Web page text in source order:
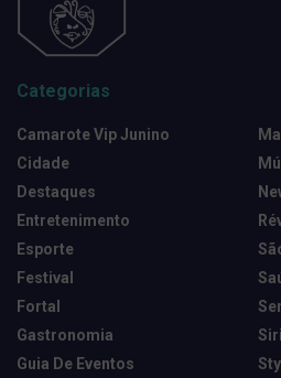
Categorias
Camarote Vip Junino
Cidade
Destaques
Entretenimento
Esporte
Festival
Fortal
Gastronomia
Guia De Eventos